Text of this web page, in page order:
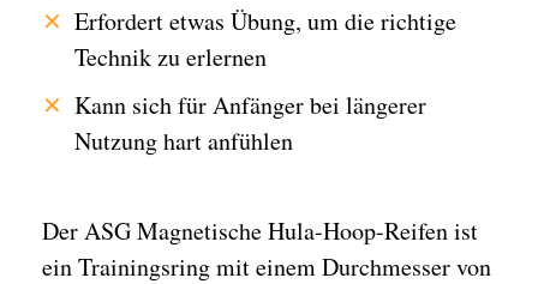
Der ASG Magnetische Hula-Hoop-Reifen ist
ein Trainingsring mit einem Durchmesser von
Erfordert etwas Übung, um die richtige
Technik zu erlernen
Kann sich für Anfänger bei längerer
Nutzung hart anfühlen